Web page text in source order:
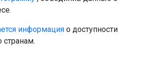
информация о доступности
странам.